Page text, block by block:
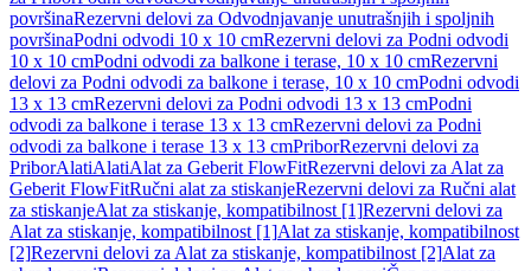
površinaRezervni delovi za Odvodnjavanje unutrašnjih i spoljnih
površinaPodni odvodi 10 x 10 cmRezervni delovi za Podni odvodi
10 x 10 cmPodni odvodi za balkone i terase, 10 x 10 cmRezervni
delovi za Podni odvodi za balkone i terase, 10 x 10 cmPodni odvodi
13 x 13 cmRezervni delovi za Podni odvodi 13 x 13 cmPodni
odvodi za balkone i terase 13 x 13 cmRezervni delovi za Podni
odvodi za balkone i terase 13 x 13 cmPriborRezervni delovi za
PriborAlatiAlatiAlat za Geberit FlowFitRezervni delovi za Alat za
Geberit FlowFitRučni alat za stiskanjeRezervni delovi za Ručni alat
za stiskanjeAlat za stiskanje, kompatibilnost [1]Rezervni delovi za
Alat za stiskanje, kompatibilnost [1]Alat za stiskanje, kompatibilnost
[2]Rezervni delovi za Alat za stiskanje, kompatibilnost [2]Alat za